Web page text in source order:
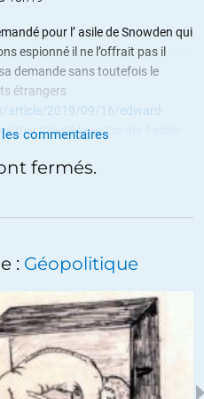
pour l’ asile de Snowden qui
espionné il ne l’offrait pas il
demande sans toutefois le
étrangers
article/2019/09/16/edward-
macron-de-lui-accorder-l-asile-
être président des USA.
droit d’accéder aux position de
commentaires
fermés.
: Géopolitique